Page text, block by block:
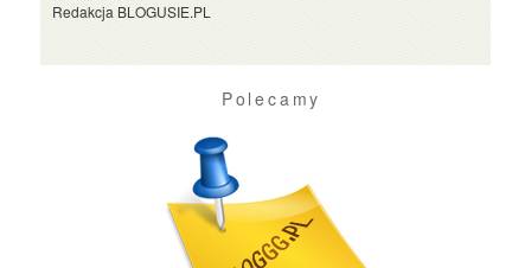
Redakcja BLOGUSIE.PL
Polecamy